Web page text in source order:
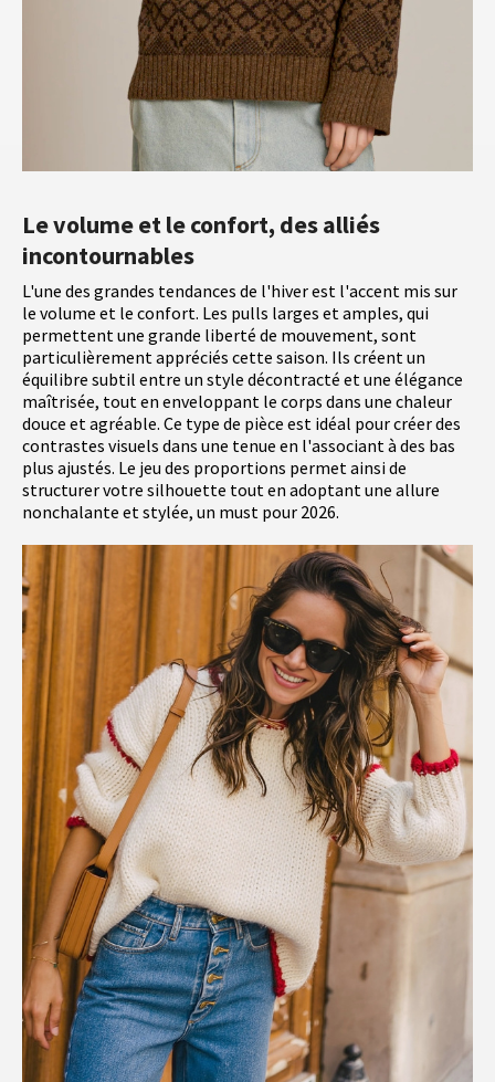
Le volume et le confort, des alliés
incontournables
L'une des grandes tendances de l'hiver est l'accent mis sur
le volume et le confort. Les pulls larges et amples, qui
permettent une grande liberté de mouvement, sont
particulièrement appréciés cette saison. Ils créent un
équilibre subtil entre un style décontracté et une élégance
maîtrisée, tout en enveloppant le corps dans une chaleur
douce et agréable. Ce type de pièce est idéal pour créer des
contrastes visuels dans une tenue en l'associant à des bas
plus ajustés. Le jeu des proportions permet ainsi de
structurer votre silhouette tout en adoptant une allure
nonchalante et stylée, un must pour 2026.